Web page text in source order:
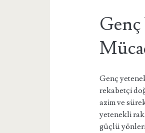
Genç
rekabetçi
azim ve
yetenekli
güçlü